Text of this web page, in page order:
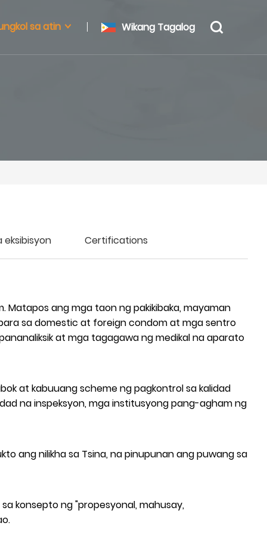
Wikang Tagalog
sa atin
eksibisyon Certifications
Matapos ang mga taon ng pakikibaka, mayaman
sa domestic at foreign condom at mga sentro
at mga tagagawa ng medikal na aparato
at kabuuang scheme ng pagkontrol sa kalidad
na inspeksyon, mga institusyong pang-agham ng
ang nilikha sa Tsina, na pinupunan ang puwang sa
konsepto ng "propesyonal, mahusay,